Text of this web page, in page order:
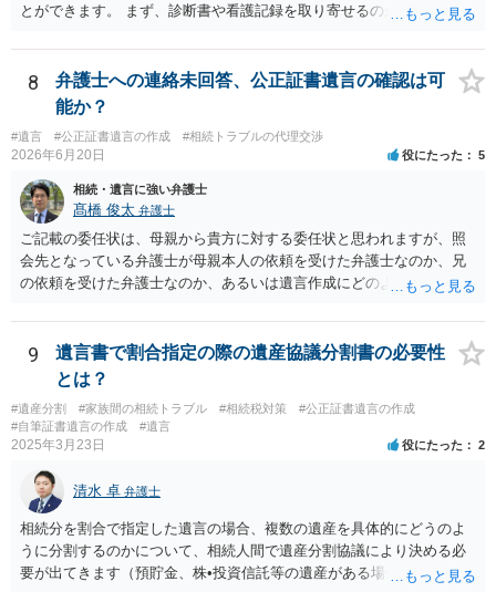
とができます。 まず、診断書や看護記録を取り寄せるのが重要となり
いと思います。
8
弁護士への連絡未回答、公正証書遺言の確認は可
能か？
#遺言 #公正証書遺言の作成 #相続トラブルの代理交渉
2026年6月20日 役にたった 5
相続・遺言に強い弁護士
髙橋 俊太 弁護士
ご記載の委任状は、母親から貴方に対する委任状と思われますが、照
会先となっている弁護士が母親本人の依頼を受けた弁護士なのか、兄
の依頼を受けた弁護士なのか、あるいは遺言作成にどのような立場で
と思われます。 仮に、その弁護士が母親本人から依頼を受けているの
であれば、母親本人に対する報告義務が問題となります。母親が貴方
に一任する旨を明確に伝えており、委任状の内容にも、弁護士との連
絡、進捗確認、公正証書遺言の作成有無や控えの確認等が含まれてい
るのであれば、貴方から進捗状況等の説明を求める余地はあります。
他方で、その弁護士が兄の依頼を受けた弁護士である場合には、兄の
況を報告する義務があるとは限りません。また、親族間で利害対立が
ある可能性がある場合、守秘義務や本人意思確認の観点から、委任状
があるとしても直ちに内容を開示しないこともあり得ます。 公正証書
遺言が作成済みである場合でも、生前にその存在や内容を誰に開示す
るかは、基本的には遺言者本人の意思による問題です。まずは、母親
9
遺言書で割合指定の際の遺産協議分割書の必要性
とは？
#遺産分割 #家族間の相続トラブル #相続税対策
#公正証書遺言の作成
#自筆証書遺言の作成
#遺言
2025年3月23日 役にたった 2
清水 卓 弁護士
相続分を割合で指定した遺言の場合、複数の遺産を具体的にどうのよ
うに分割するのかについて、相続人間で遺産分割協議により決める必
要が出てきます（預貯金、株•投資信託等の遺産がある場合に、どの遺